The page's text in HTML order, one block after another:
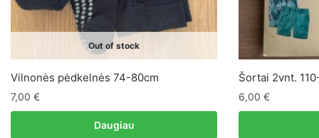
Out of stock
Vilnonės pėdkelnės 74-80cm
7,00 €
Daugiau
Šortai 2vnt.
6,00 €